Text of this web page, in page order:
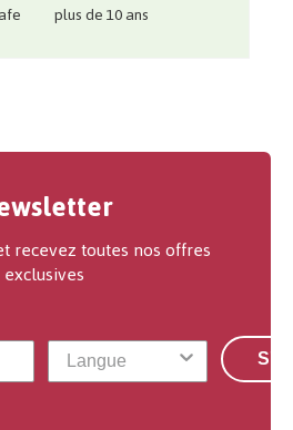
plus de 10 ans
recevez toutes nos offres
exclusives